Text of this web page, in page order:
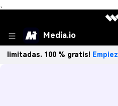
、
Media.io
100 % gratis! Empieza gratis→